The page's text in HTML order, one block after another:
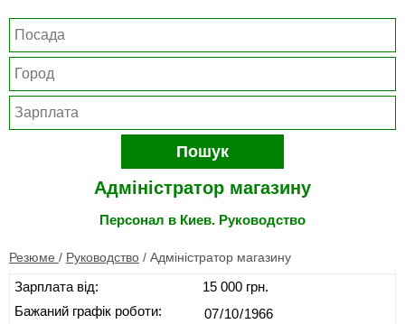
Пошук
Адміністратор магазину
Персонал в Киев. Руководство
Резюме / Руководство / Адміністратор магазину
Зарплата від:
Бажаний графік роботи:
15 000 грн.